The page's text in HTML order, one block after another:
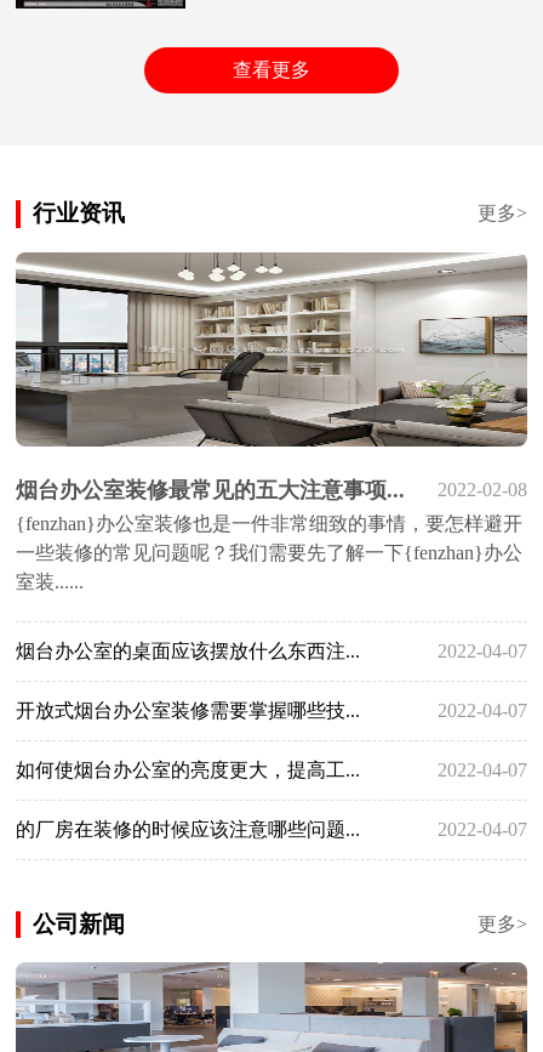
查看更多
行业资讯 更多>
烟台办公室装修最常见的五大注意事项...
2022-02-08
{fenzhan}办公室装修也是一件非常细致的事情，要怎样避开
一些装修的常见问题呢？我们需要先了解一下{fenzhan}办公
室装......
烟台办公室的桌面应该摆放什么东西注... 2022-04-07
开放式烟台办公室装修需要掌握哪些技... 2022-04-07
如何使烟台办公室的亮度更大，提高工... 2022-04-07
的厂房在装修的时候应该注意哪些问题... 2022-04-07
公司新闻 更多>